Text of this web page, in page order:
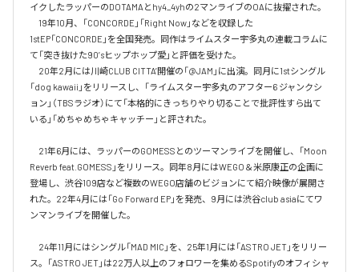
イクしたラッパーのDOTAMAとhy4_4yhの2マンライブのOAに抜擢された。
19年10月、「CONCORDE」「Right Now」などを収録した
1stEP「CONCORDE」を全国発売。同作はライムスター宇多丸の連載コラムに
て「突き抜けた90’sヒップホップ愛」と評価を受けた。
20年2月には川崎CLUB CITTA’開催の「@JAM」に出演。同月に1stシングル
「dog kawaii」をリリースし、「ライムスター宇多丸のアフター6 ジャンクシ
ョン」（TBSラジオ）にて「本格的にきっちりやり切ることで批評性すら出て
いる」「めちゃめちゃキャッチー」と評された。
21年6月には、ラッパーのGOMESSとのツーマンライブを開催し、「Moon
Reverb feat.GOMESS」をリリース。同年8月にはWEGO＆米原康正の企画に
登場し、渋谷109店など複数のWEGO店舗のビジョンにて紹介映像が展開さ
れた。22年4月には「Go Forward EP」を発売、9月には渋谷club asiaにてワ
ンマンライブを開催した。
24年11月にはシングル「MAD MIC」を、25年1月には「ASTRO JET」をリリー
ス。「ASTRO JET」は22万人以上のフォロワーを集めるSpotifyのオフィシャ